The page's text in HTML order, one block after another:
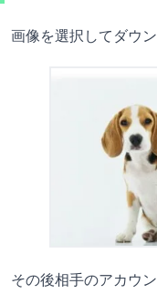
画像を選択してダウ
その後相手のアカウ